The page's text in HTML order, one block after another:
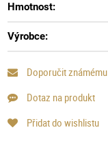
Hmotnost:
Výrobce:
Doporučit známému
Dotaz na produkt
Přidat do wishlistu